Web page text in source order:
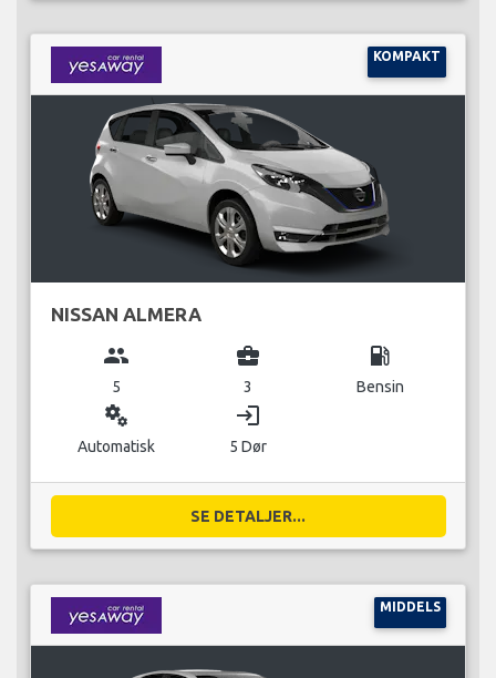
KOMPAKT
NISSAN ALMERA
group
5
business_center
3
local_gas_station
Bensin
miscellaneous_services
Automatisk
login
5 Dør
SE DETALJER...
MIDDELS